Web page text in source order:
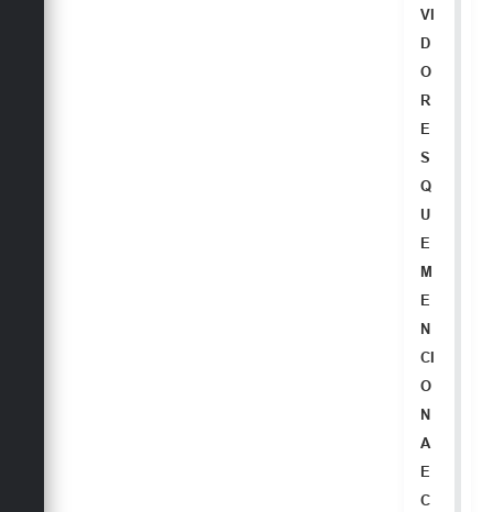
VI
D
O
R
E
S
Q
U
E
M
E
N
CI
O
N
A
E
C